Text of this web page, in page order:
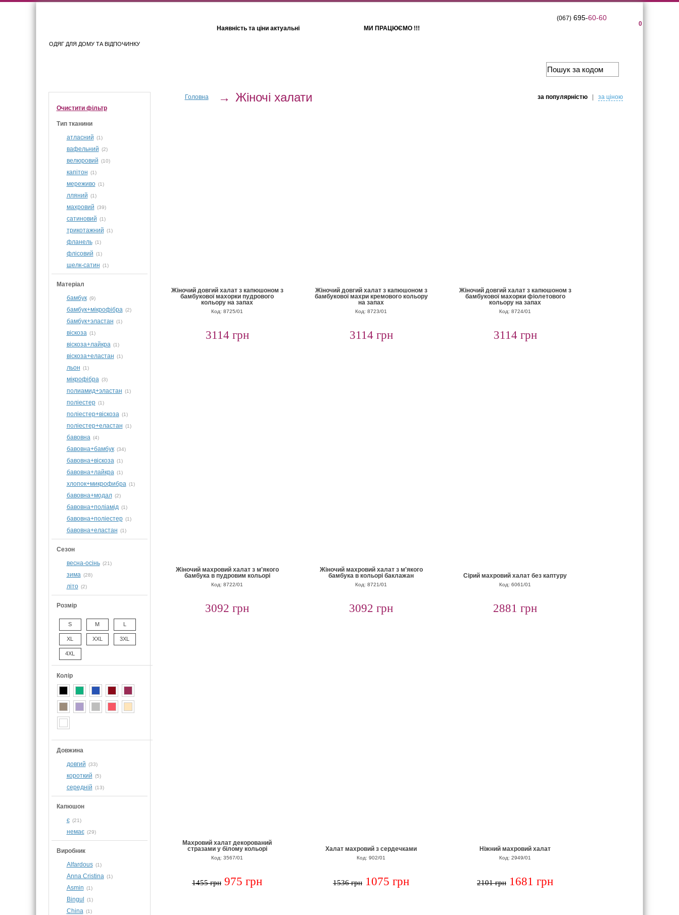
ОДЯГ ДЛЯ ДОМУ ТА ВІДПОЧИНКУ
Наявність та ціни актуальні МИ ПРАЦЮЄМО !!!
0
(067)695-60-60
Очистити фiльтр
Тип тканини
атласний (1)
вафельний (2)
велюровий (10)
капітон (1)
мереживо (1)
лляний (1)
махровий (39)
сатиновий (1)
трикотажний (1)
фланель (1)
флісовий (1)
шелк-сатин (1)
Матеріал
бамбук (9)
бамбук+мікрофібра (2)
бамбук+эластан (1)
віскоза (1)
віскоза+лайкра (1)
віскоза+еластан (1)
льон (1)
мікрофібра (3)
полиамид+эластан (1)
поліестер (1)
поліестер+віскоза (1)
поліестер+еластан (1)
бавовна (4)
бавовна+бамбук (34)
бавовна+віскоза (1)
бавовна+лайкра (1)
хлопок+микрофибра (1)
бавовна+модал (2)
бавовна+поліамід (1)
бавовна+поліестер (1)
бавовна+еластан (1)
Сезон
весна-осінь (21)
зима (28)
літо (2)
Розмір
S M L
XL XXL 3XL
4XL
Колір
Довжина
довгий (33)
короткий (5)
середній (13)
Капюшон
є (21)
немає (29)
Виробник
Alfardous (1)
Anna Cristina (1)
Asmin (1)
Bingul (1)
China (1)
Головна → Жіночі халати за популярнiстю| за цiною
Жіночий довгий халат з капюшоном з
бамбукової махорки пудрового
кольору на запах
Код: 8725/01
3114 грн
Жіночий довгий халат з капюшоном з
бамбукової махри кремового кольору
на запах
Код: 8723/01
3114 грн
Жіночий довгий халат з капюшоном з
бамбукової махорки фіолетового
кольору на запах
Код: 8724/01
3114 грн
Жіночий махровий халат з м'якого
бамбука в пудровим кольорі
Код: 8722/01
3092 грн
Жіночий махровий халат з м'якого
бамбука в кольорі баклажан
Код: 8721/01
3092 грн
Сірий махровий халат без каптуру
Код: 6061/01
2881 грн
Махровий халат декорований
стразами у білому кольорі
Код: 3567/01
1455 грн 975 грн
Халат махровий з сердечками
Код: 902/01
1536 грн 1075 грн
Ніжний махровий халат
Код: 2949/01
2101 грн 1681 грн